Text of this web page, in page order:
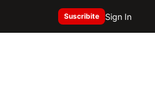
Suscribite Sign In